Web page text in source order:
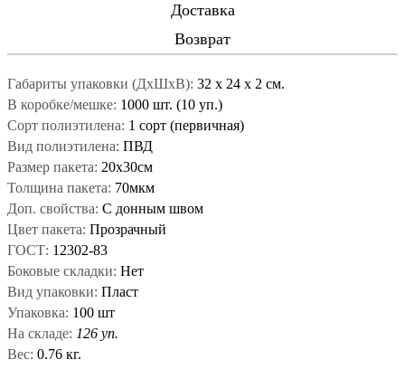
Доставка
Возврат
Габариты упаковки (ДxШxВ): 32 x 24 x 2 см.
В коробке/мешке: 1000 шт. (10 уп.)
Сорт полиэтилена: 1 сорт (первичная)
Вид полиэтилена: ПВД
Размер пакета: 20x30см
Толщина пакета: 70мкм
Доп. свойства: C донным швом
Цвет пакета: Прозрачный
ГОСТ: 12302-83
Боковые складки: Нет
Вид упаковки: Пласт
Упаковка: 100 шт
На складе: 126 уп.
Вес: 0.76 кг.